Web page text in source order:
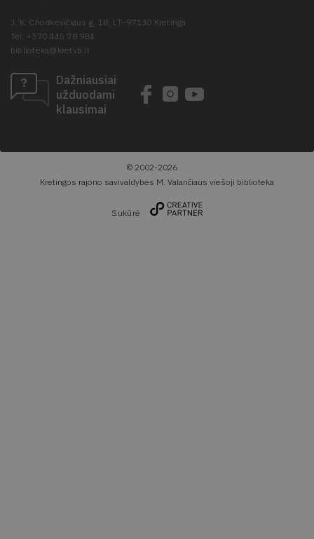
J. K. Chodkevičiaus g. 1B, LT–97130 Kretinga
Tel. +370 445 78 984
biblioteka@kretvb.lt
Dažniausiai
užduodami
klausimai
© 2002-2026
Kretingos rajono savivaldybės M. Valančiaus viešoji biblioteka
Sukūrė